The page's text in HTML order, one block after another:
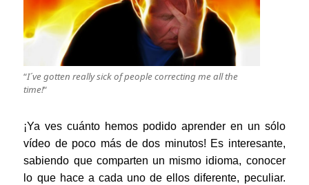
“I´ve gotten really sick of people correcting me all the
time!“
¡Ya ves cuánto hemos podido aprender en un sólo
vídeo de poco más de dos minutos! Es interesante,
sabiendo que comparten un mismo idioma, conocer
lo que hace a cada uno de ellos diferente, peculiar.